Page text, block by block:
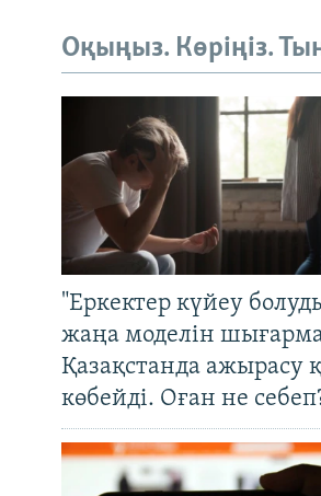
Оқыңыз. Көріңіз.
"Еркектер күйеу
жаңа моделін
Қазақстанда ажырасу
көбейді. Оған не